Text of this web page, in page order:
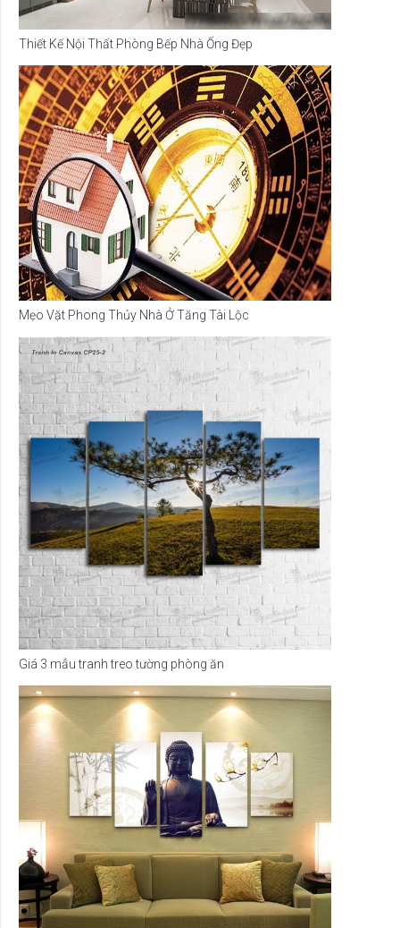
Thiết Kế Nội Thất Phòng Bếp Nhà Ống Đẹp
Mẹo Vặt Phong Thủy Nhà Ở Tăng Tài Lộc
Giá 3 mẫu tranh treo tường phòng ăn